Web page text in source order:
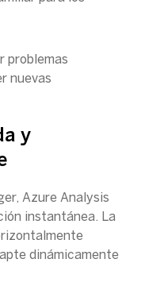
problemas
nuevas
y
Azure Analysis
instantánea. La
dinámicamente